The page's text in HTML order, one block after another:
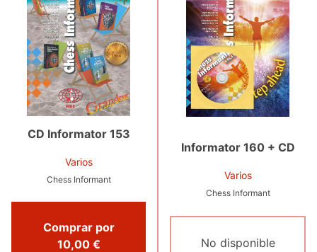
CD Informator 153
Varios
Chess Informant
Comprar por
10,00 €
Informator 160 + CD
Varios
Chess Informant
No disponible